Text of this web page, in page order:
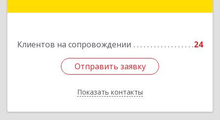
Клиентов на сопровождении 24
Отправить заявку
Показать контакты
Отправить заявку
Назад